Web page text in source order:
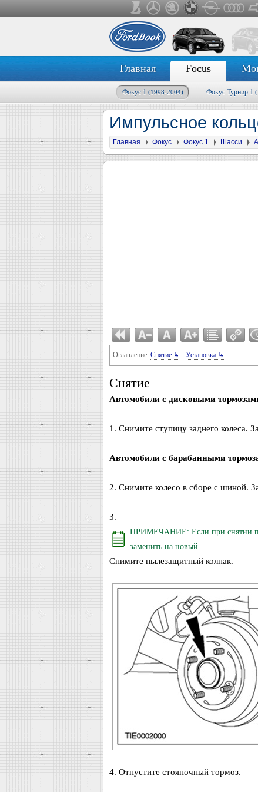
Главная Focus
Фокус 1 (1998-2004) Фокус Турнир 1
Импульсное
Главная Фокус Фокус 1 Шасси
Оглавление: Снятие ↳ Установка ↳
Снятие
Автомобили с дисковыми
1. Снимите ступицу заднего колеса.
Автомобили с барабанными
2. Снимите колесо в сборе с шиной.
3.
ПРИМЕЧАНИЕ: Если при снятии
заменить на новый.
Снимите пылезащитный колпак.
4. Отпустите стояночный тормоз.